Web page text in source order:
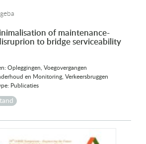
of maintenance-
to bridge serviceability
Opleggingen, Voegovergangen
en Monitoring, Verkeersbruggen
Publicaties